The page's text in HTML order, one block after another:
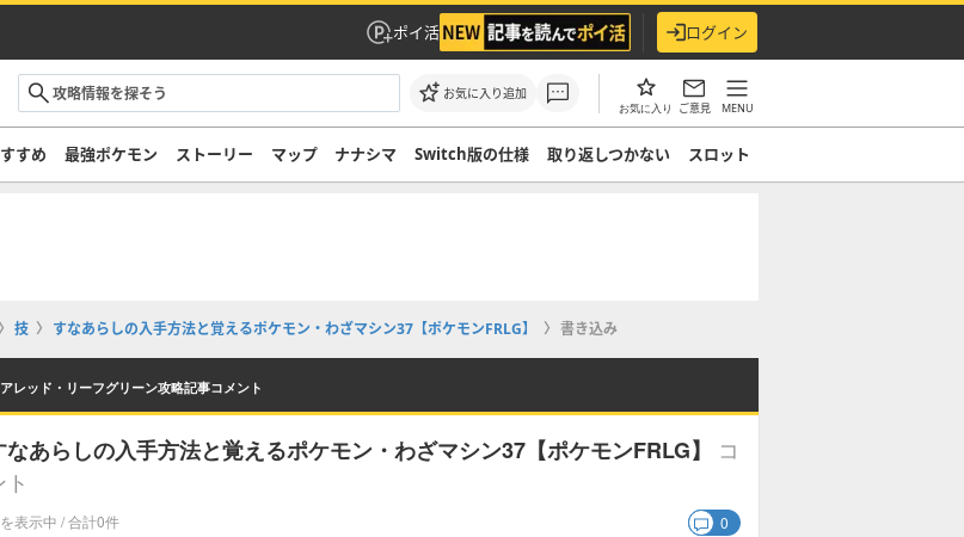
ポイ活 ログイン
お気に入り追加
お気に入り ご意見 MENU
すめ 最強ポケモン ストーリー マップ ナナシマ Switch版の仕様 取り返しつかない スロット
技 すなあらしの入手方法と覚えるポケモン・わざマシン37【ポケモンFRLG】 書き込み
レッド・リーフグリーン攻略記事コメント
なあらしの入手方法と覚えるポケモン・わざマシン37【ポケモンFRLG】
コ
ト
表示中 / 合計0件 0